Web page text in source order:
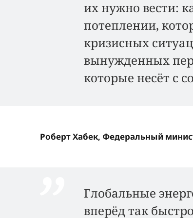
их нужно вести:
потеплении,
кризисных
вынужденных
которые несёт с
Роберт Хабек, Федеральный
Глобальные
вперёд так